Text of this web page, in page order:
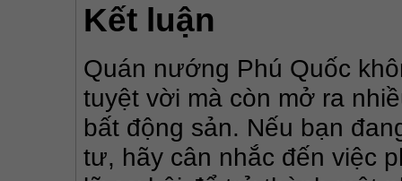
Kết luận
Quán nướng Phú Quốc
tuyệt vời mà còn mở ra
bất động sản. Nếu bạn
tư, hãy cân nhắc đến việc